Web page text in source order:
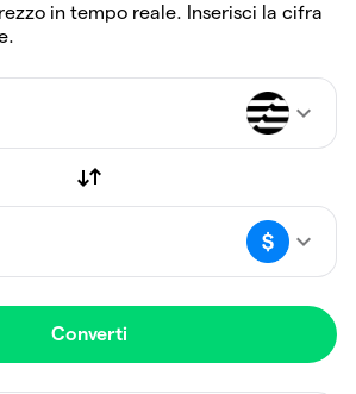
in tempo reale. Inserisci la cifra
Converti